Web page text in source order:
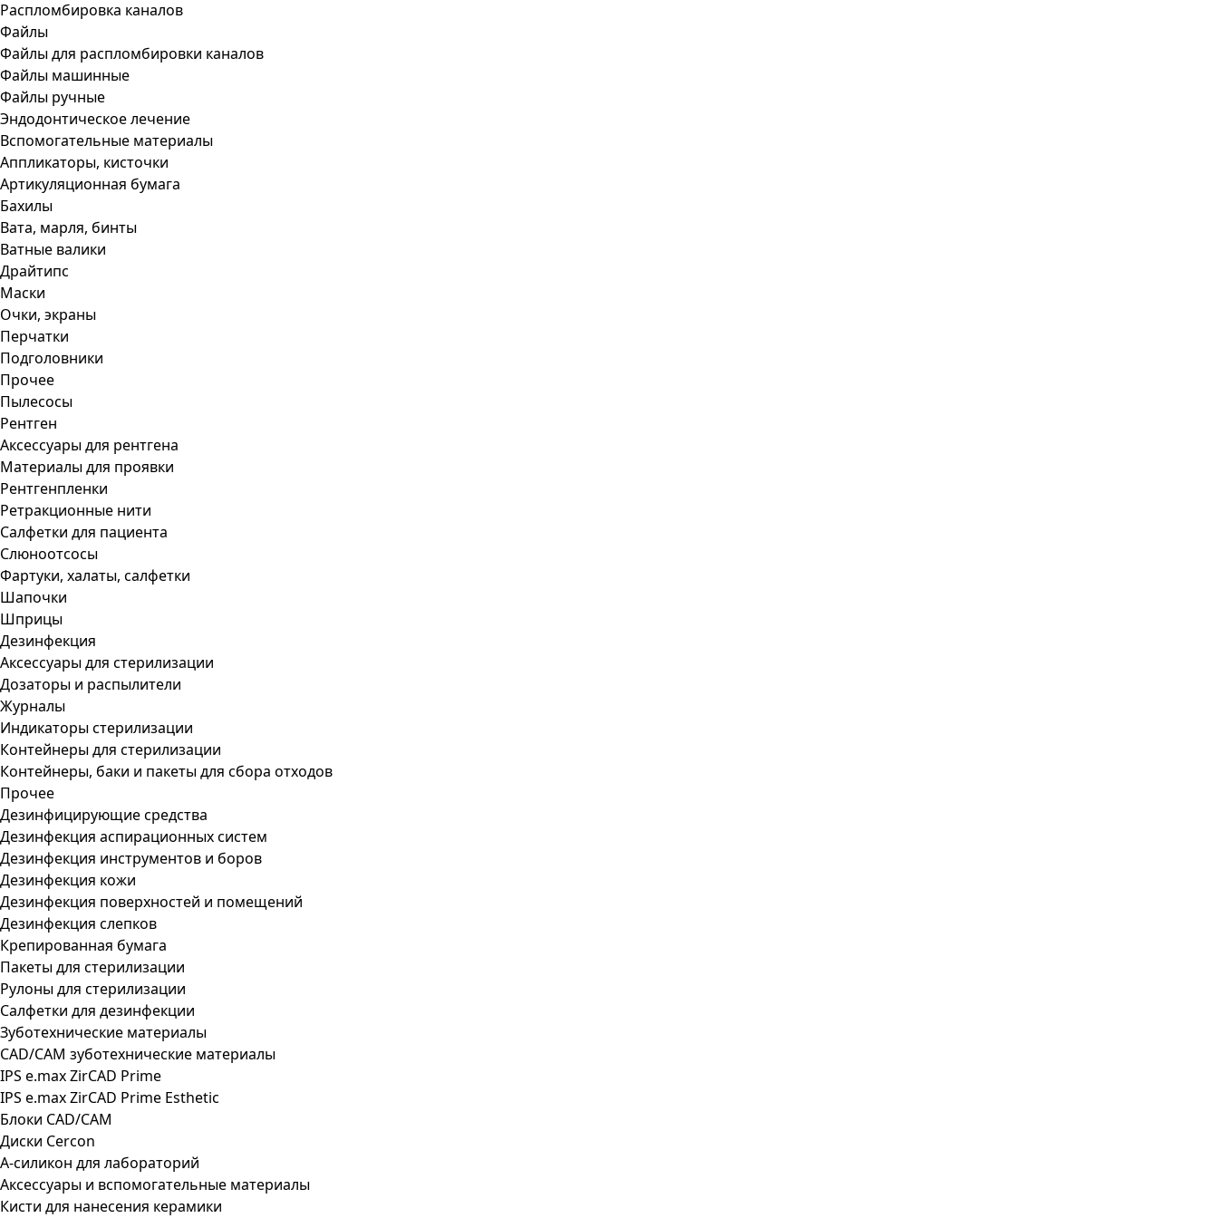
Распломбировка каналов
Файлы
Файлы для распломбировки каналов
Файлы машинные
Файлы ручные
Эндодонтическое лечение
Вспомогательные материалы
Аппликаторы, кисточки
Артикуляционная бумага
Бахилы
Вата, марля, бинты
Ватные валики
Драйтипс
Маски
Очки, экраны
Перчатки
Подголовники
Прочее
Пылесосы
Рентген
Аксессуары для рентгена
Материалы для проявки
Рентгенпленки
Ретракционные нити
Салфетки для пациента
Слюноотсосы
Фартуки, халаты, салфетки
Шапочки
Шприцы
Дезинфекция
Аксессуары для стерилизации
Дозаторы и распылители
Журналы
Индикаторы стерилизации
Контейнеры для стерилизации
Контейнеры, баки и пакеты для сбора отходов
Прочее
Дезинфицирующие средства
Дезинфекция аспирационных систем
Дезинфекция инструментов и боров
Дезинфекция кожи
Дезинфекция поверхностей и помещений
Дезинфекция слепков
Крепированная бумага
Пакеты для стерилизации
Рулоны для стерилизации
Салфетки для дезинфекции
Зуботехнические материалы
CAD/CAM зуботехнические материалы
IPS e.max ZirCAD Prime
IPS e.max ZirCAD Prime Esthetic
Блоки CAD/CAM
Диски Cercon
А-силикон для лабораторий
Аксессуары и вспомогательные материалы
Кисти для нанесения керамики